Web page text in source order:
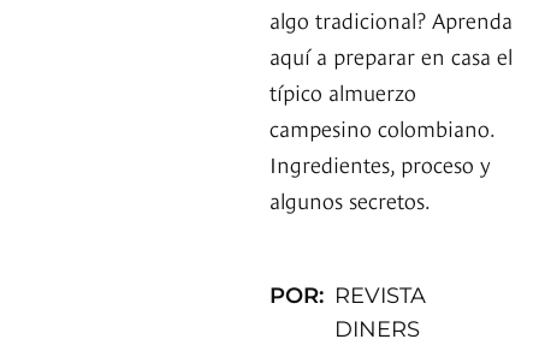
algo tradicional? Aprenda
aquí a preparar en casa el
típico almuerzo
campesino colombiano.
Ingredientes, proceso y
algunos secretos.
POR: REVISTA
DINERS